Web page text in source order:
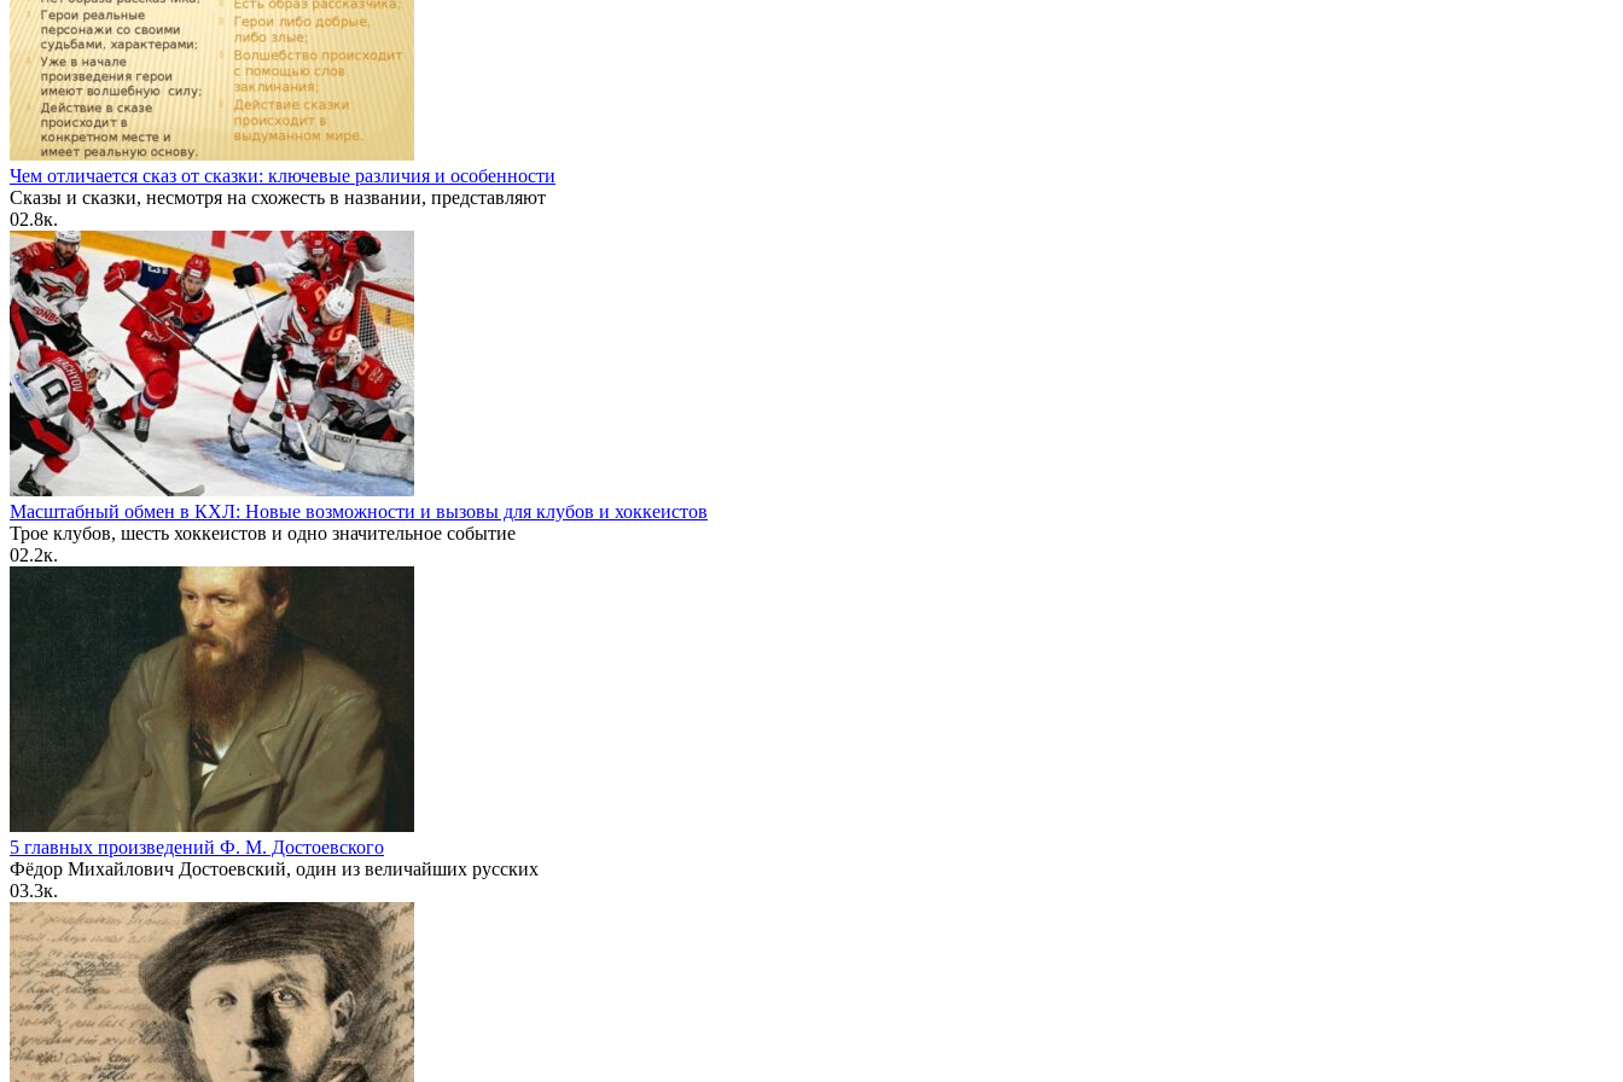
Чем отличается сказ от сказки: ключевые различия и особенности
Сказы и сказки, несмотря на схожесть в названии, представляют
02.8к.
Масштабный обмен в КХЛ: Новые возможности и вызовы для клубов и хоккеистов
Трое клубов, шесть хоккеистов и одно значительное событие
02.2к.
5 главных произведений Ф. М. Достоевского
Фёдор Михайлович Достоевский, один из величайших русских
03.3к.